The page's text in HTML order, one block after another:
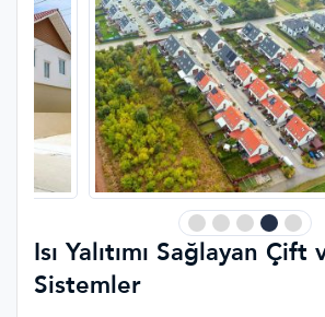
Isı Yalıtımı Sağlayan Çift
Sistemler